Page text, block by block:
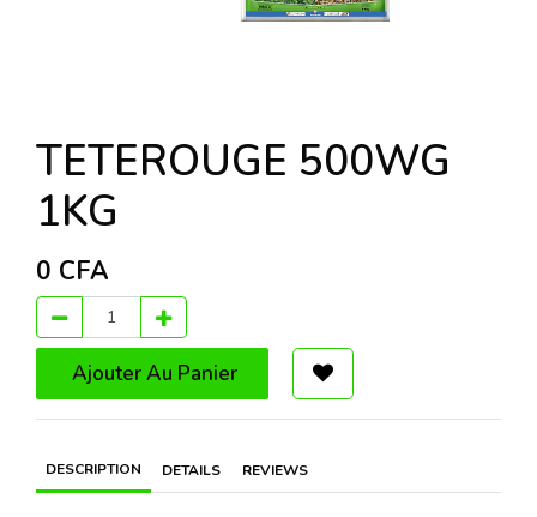
TETEROUGE 500WG
1KG
0 CFA
Ajouter Au Panier
DESCRIPTION DETAILS REVIEWS